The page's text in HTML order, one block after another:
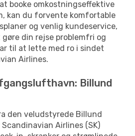
booke omkostningseffektive
kan du forvente komfortable
og venlig kundeservice,
din rejse problemfri og
til at lette med ro i sindet
Airlines.
Billund
den veludstyrede Billund
Airlines (SK)